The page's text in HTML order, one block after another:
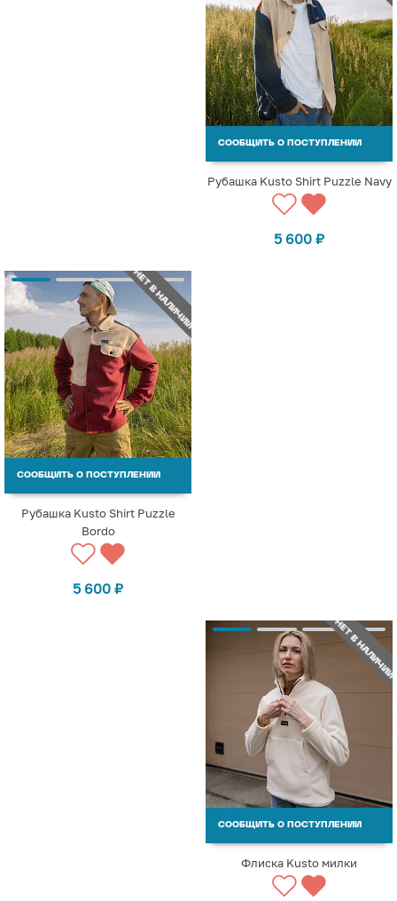
СООБЩИТЬ О ПОСТУПЛЕНИИ
Рубашка Kusto Shirt Puzzle Navy
5 600 ₽
НЕТ В НАЛИЧИИ
СООБЩИТЬ О ПОСТУПЛЕНИИ
Рубашка Kusto Shirt Puzzle
Bordo
5 600 ₽
НЕТ В НАЛИЧИИ
СООБЩИТЬ О ПОСТУПЛЕНИИ
Флиска Kusto милки